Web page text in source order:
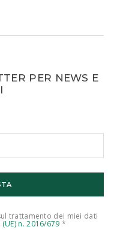
PER NEWS E
trattamento dei miei dati
n. 2016/679 *